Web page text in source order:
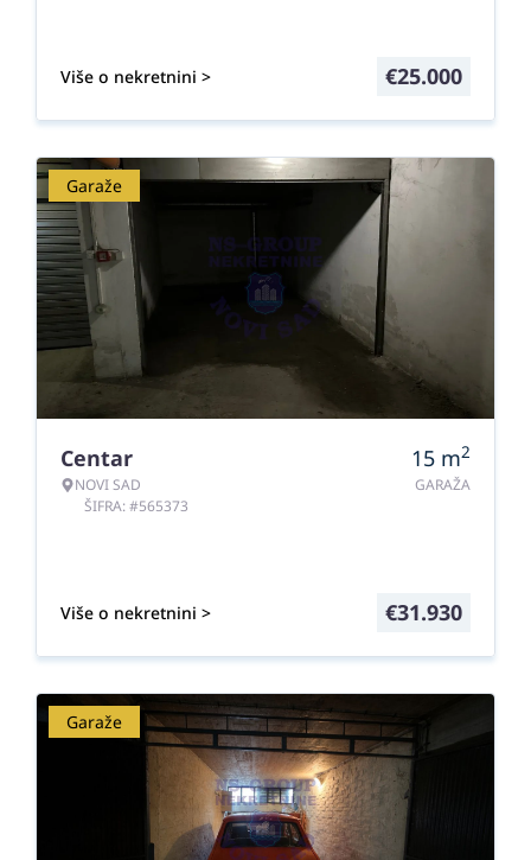
Više o nekretnini > €25.000
Garaže
Centar
NOVI SAD
ŠIFRA: #565373
15 m2
GARAŽA
Više o nekretnini > €31.930
Garaže